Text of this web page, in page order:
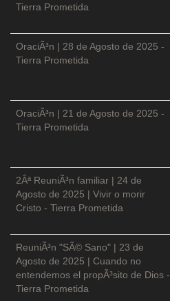
Tierra Prometida
OraciÃ³n | 28 de Agosto de 2025 -
Tierra Prometida
OraciÃ³n | 21 de Agosto de 2025 -
Tierra Prometida
2Âª ReuniÃ³n familiar | 24 de
Agosto de 2025 | Vivir o morir
Cristo - Tierra Prometida
ReuniÃ³n "SÃ© Sano" | 23 de
Agosto de 2025 | Cuando no
entendemos el propÃ³sito de Dios -
Tierra Prometida